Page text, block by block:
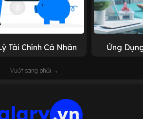
Tài Chính Cá Nhân Ứng
Vuốt sang phải →